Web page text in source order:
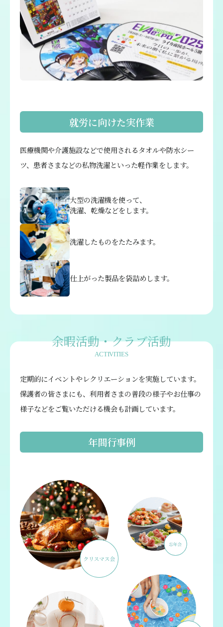
就労に向けた実作業
医療機関や介護施設などで使用されるタオルや防水シー
ツ、患者さまなどの私物洗濯といった軽作業をします。
大型の洗濯機を使って、
洗濯、乾燥などをします。
洗濯したものをたたみます。
仕上がった製品を袋詰めします。
余暇活動・クラブ活動
ACTIVITIES
定期的にイベントやレクリエーションを実施しています。
保護者の皆さまにも、利用者さまの普段の様子やお仕事の
様子などをご覧いただける機会も計画しています。
年間行事例